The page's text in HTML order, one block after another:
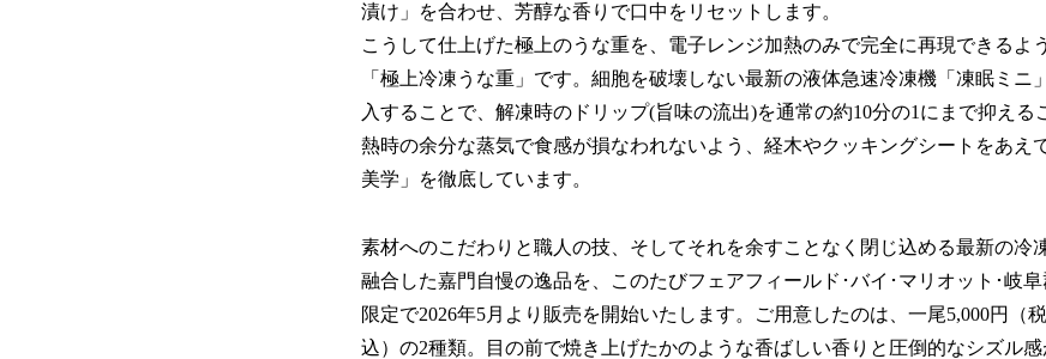
漬け」を合わせ、芳醇な香りで口中をリセットします。
こうして仕上げた極上のうな重を、電子レンジ加熱のみで完全に再現できるよ
「極上冷凍うな重」です。細胞を破壊しない最新の液体急速冷凍機「凍眠ミニ
入することで、解凍時のドリップ(旨味の流出)を通常の約10分の1にまで抑える
熱時の余分な蒸気で食感が損なわれないよう、経木やクッキングシートをあえ
美学」を徹底しています。
素材へのこだわりと職人の技、そしてそれを余すことなく閉じ込める最新の冷
融合した嘉門自慢の逸品を、このたびフェアフィールド･バイ･マリオット･岐
限定で2026年5月より販売を開始いたします。ご用意したのは、一尾5,000円（
込）の2種類。目の前で焼き上げたかのような香ばしい香りと圧倒的なシズル